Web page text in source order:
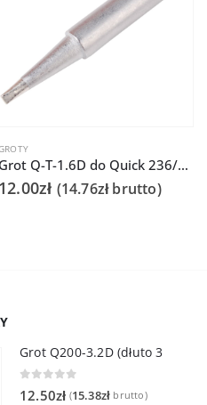
Grot Q-T-1.6D do Quick 236/706/936A/3104/3102/TS1100
12.00zł (14.76złbrutto)
Grot Q200-3.2D (dłuto 3
12.50zł (15.38zł brutto)